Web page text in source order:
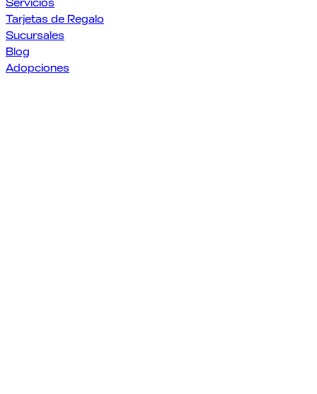
Servicios
Tarjetas de Regalo
Sucursales
Blog
Adopciones